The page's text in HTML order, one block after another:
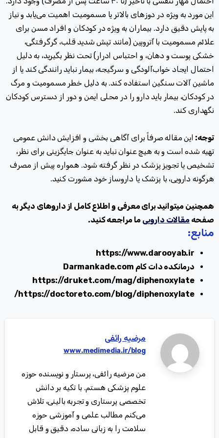
این مورد به ویژه در دوزهای بالاتر یا مسمومیت اهمیت می‌یابد و نیاز
به پایش دقیق دارد. بیماران به ویژه در کودکان و افراد مسن برای
علائم مسمومیت با آتروپین (مانند تپش شدید قلب، گرگرفتگی،
خشکی پوست و دهان، و احتباس ادرار) تحت نظر بگیرید، به دلیل
احتمال ایجاد خواب‌آلودگی و سرگیجه، بیمار نباید رانندگی کند یا از
ماشین آلات سنگین استفاده کند. به دلیل خطر مسمومیت و مرگ
در کودکان، بیمار باید دارو را در محلی ایمن و دور از دسترس کودکان
نگهداری کند.
توجه: این مقاله صرفاً برای آگاهی بخشی و افزایش دانش عمومی
تهیه شده است و به هیچ عنوان نباید به عنوان جایگزینی برای نظر،
تشخیص یا تجویز پزشک در نظر گرفته شود. همواره پیش از مصرف
هرگونه دارویی، با پزشک یا داروساز خود مشورت کنید.
همچنین میتوانید برای معرفی و اطلاع کامل از داروهای دیگر به
صفحهمقالات دارویی ما مراجعه کنید.
منابع:
https://www.darooyab.ir
درمانکده دات کام Darmankade.com
https://druket.com/mag/diphenoxylate
https://doctoreto.com/blog/diphenoxylate
/
مرضیه رائفی
www.medimedia.ir/blog
من مرضیه رائفی، پرستار و نویسنده حوزه
علوم پزشکی هستم. با تکیه بر دانش
تخصصی پرستاری و تجربه بالینی، تلاش
می‌کنم مطالب علمی و آموزشی حوزه
سلامت را به زبانی ساده، دقیق و قابل